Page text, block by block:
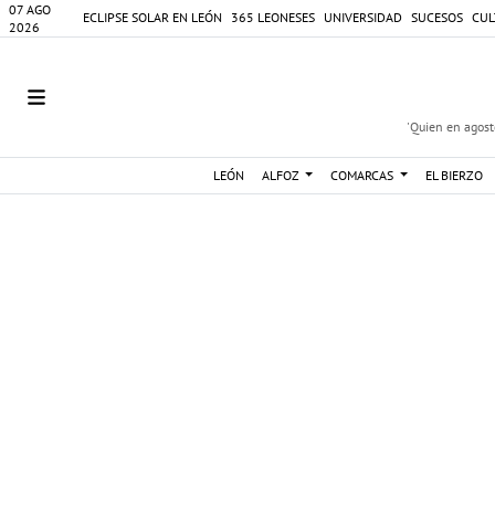
07 AGO
2026
ECLIPSE SOLAR EN LEÓN 365 LEONESES UNIVERSIDAD SUCESOS
'Quien en
LEÓN ALFOZ COMARCAS EL BIERZO